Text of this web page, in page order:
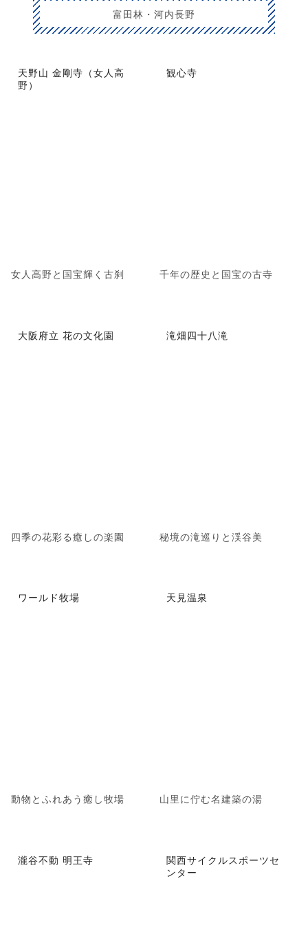
富田林・河内長野
天野山 金剛寺（女人高
野）
女人高野と国宝輝く古刹
観心寺
千年の歴史と国宝の古寺
大阪府立 花の文化園
四季の花彩る癒しの楽園
滝畑四十八滝
秘境の滝巡りと渓谷美
ワールド牧場
動物とふれあう癒し牧場
天見温泉
山里に佇む名建築の湯
瀧谷不動 明王寺
関西サイクルスポーツセ
ンター